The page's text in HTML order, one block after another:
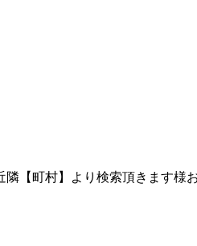
【町村】より検索頂きます様